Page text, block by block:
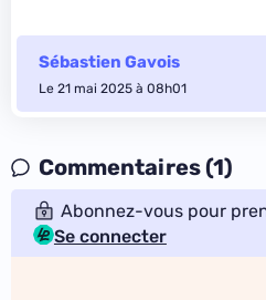
Sébastien Gavois
Le 21 mai 2025 à 08h01
Commentaires (1)
Abonnez-vous pour
Se connecter